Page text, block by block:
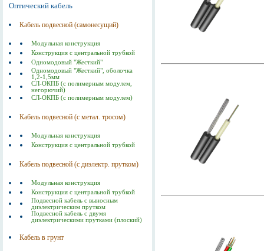
Оптический кабель
Кабель подвесной (самонесущий)
Модульная конструкция
Конструкция с центральной трубкой
Одномодовый "Жесткий"
Одномодовый "Жесткий", оболочка
1,2-1,5мм
СЛ-ОКПБ (с полимерным модулем,
негорючий)
СЛ-ОКПБ (с полимерным модулем)
Кабель подвесной (с метал. тросом)
Модульная конструкция
Конструкция с центральной трубкой
Кабель подвесной (с диэлектр. прутком)
Модульная конструкция
Конструкция с центральной трубкой
Подвесной кабель с выносным
диэлектрическим прутком
Подвесной кабель с двумя
диэлектрическими прутками (плоский)
Кабель в грунт